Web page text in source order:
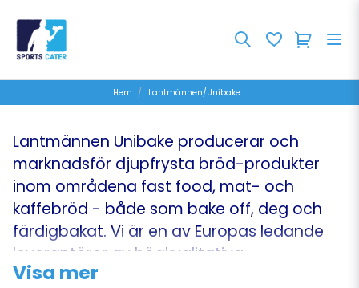
Hem Lantmännen/Unibake
Lantmännen Unibake producerar och
marknadsför djupfrysta bröd-produkter
inom områdena fast food, mat- och
kaffebröd - både som bake off, deg och
färdigbakat. Vi är en av Europas ledande
leverantörer av högkvalitativa
bageriprodukter till detaljhandlare,
Visa mer